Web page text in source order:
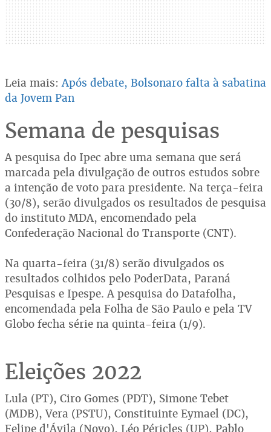
Leia mais:Após debate, Bolsonaro falta à sabatina
da Jovem Pan
Semana de pesquisas
A pesquisa do Ipec abre uma semana que será
marcada pela divulgação de outros estudos sobre
a intenção de voto para presidente. Na terça-feira
(30/8), serão divulgados os resultados de pesquisa
do instituto MDA, encomendado pela
Confederação Nacional do Transporte (CNT).
Na quarta-feira (31/8) serão divulgados os
resultados colhidos pelo PoderData, Paraná
Pesquisas e Ipespe. A pesquisa do Datafolha,
encomendada pela Folha de São Paulo e pela TV
Globo fecha série na quinta-feira (1/9).
Eleições 2022
Lula (PT), Ciro Gomes (PDT), Simone Tebet
(MDB), Vera (PSTU), Constituinte Eymael (DC),
Felipe d'Ávila (Novo), Léo Péricles (UP), Pablo